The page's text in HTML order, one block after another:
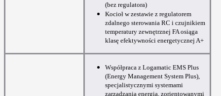
(bez regulatora)
Kocioł w zestawie z regulatorem
zdalnego sterowania RC i czujnikiem
temperatury zewnętrznej FA osiąga
klasę efektywności energetycznej A+
Współpraca z Logamatic EMS Plus
(Energy Management System Plus),
specjalistycznymi systemami
zarządzania energią, zorientowanymi